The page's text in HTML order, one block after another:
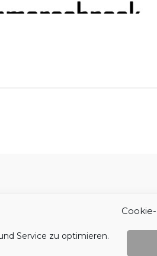
Service zu optimieren.